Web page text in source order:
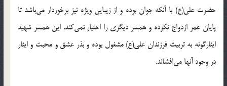
حضرت على(ع) با آنكه جوان بوده و از زيبايى ويژه نيز برخوردار مى‌باشد تا
پايان عمر ازدواج نكرده و همسر ديگرى را اختيار نمى‌كند. اين همسر شهيد
ايثارگونه به تربيت فرزندان على(ع) مشغول بوده و بذر عشق و محبت و ايثار
در وجود آنها مى‌افشاند.